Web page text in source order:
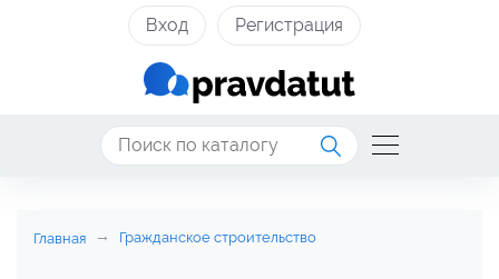
Вход Регистрация
Главная Гражданское строительство